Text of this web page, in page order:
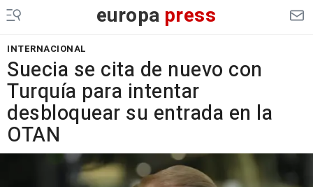
europa press
INTERNACIONAL
Suecia se cita de nuevo con
Turquía para intentar
desbloquear su entrada en la
OTAN